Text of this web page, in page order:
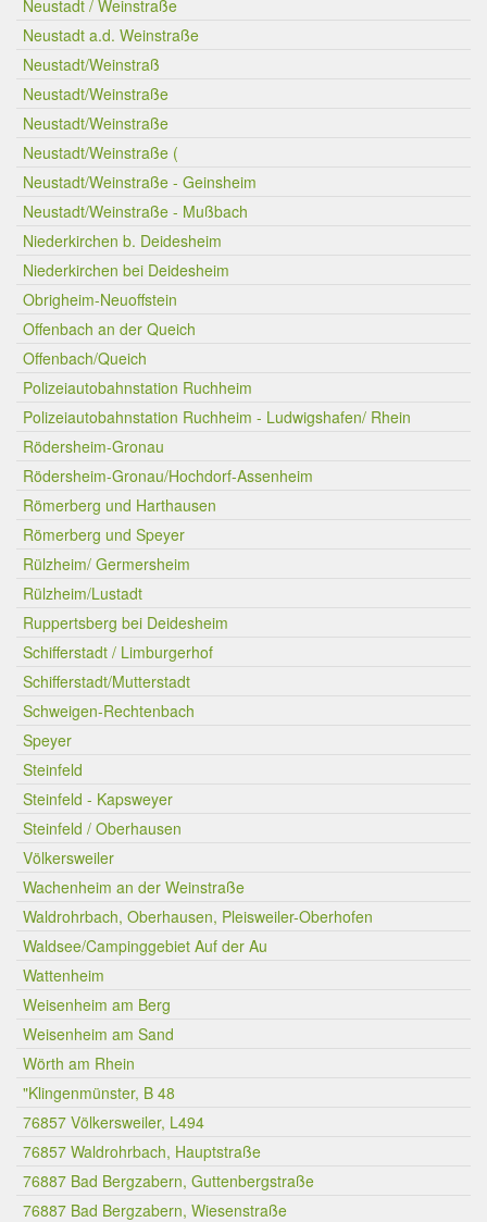
Neustadt / Weinstraße
Neustadt a.d. Weinstraße
Neustadt/Weinstraß
Neustadt/Weinstraße
Neustadt/Weinstraße
Neustadt/Weinstraße (
Neustadt/Weinstraße - Geinsheim
Neustadt/Weinstraße - Mußbach
Niederkirchen b. Deidesheim
Niederkirchen bei Deidesheim
Obrigheim-Neuoffstein
Offenbach an der Queich
Offenbach/Queich
Polizeiautobahnstation Ruchheim
Polizeiautobahnstation Ruchheim - Ludwigshafen/ Rhein
Rödersheim-Gronau
Rödersheim-Gronau/Hochdorf-Assenheim
Römerberg und Harthausen
Römerberg und Speyer
Rülzheim/ Germersheim
Rülzheim/Lustadt
Ruppertsberg bei Deidesheim
Schifferstadt / Limburgerhof
Schifferstadt/Mutterstadt
Schweigen-Rechtenbach
Speyer
Steinfeld
Steinfeld - Kapsweyer
Steinfeld / Oberhausen
Völkersweiler
Wachenheim an der Weinstraße
Waldrohrbach, Oberhausen, Pleisweiler-Oberhofen
Waldsee/Campinggebiet Auf der Au
Wattenheim
Weisenheim am Berg
Weisenheim am Sand
Wörth am Rhein
"Klingenmünster, B 48
76857 Völkersweiler, L494
76857 Waldrohrbach, Hauptstraße
76887 Bad Bergzabern, Guttenbergstraße
76887 Bad Bergzabern, Wiesenstraße